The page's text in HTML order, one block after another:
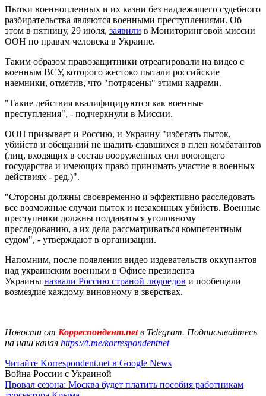
Пытки военнопленных и их казни без надлежащего судебного
разбирательства являются военными преступлениями. Об
этом в пятницу, 29 июля, заявили в Мониторинговой миссии
ООН по правам человека в Украине.
Таким образом правозащитники отреагировали на видео с
военным ВСУ, которого жестоко пытали российские
наемники, отметив, что "потрясены" этими кадрами.
"Такие действия квалифицируются как военные
преступления", - подчеркнули в Миссии.
ООН призывает и Россию, и Украину "избегать пыток,
убийств и обещаний не щадить сдавшихся в плен комбатантов
(лиц, входящих в состав вооруженных сил воюющего
государства и имеющих право принимать участие в военных
действиях - ред.)".
"Стороны должны своевременно и эффективно расследовать
все возможные случаи пыток и незаконных убийств. Военные
преступники должны поддаваться уголовному
преследованию, а их дела рассматриваться компетентным
судом", - утверждают в организации.
Напомним, после появления видео издевательств оккупантов
над украинским военным в Офисе президента
Украины назвали Россию страной людоедов и пообещали
возмездие каждому виновному в зверствах.
Новости от Корреспондент.netв Telegram. Подписывайтесь
на наш канал https://t.me/korrespondentnet
Читайте Korrespondent.net в Google News
Война России с Украиной
Провал сезона: Москва будет платить пособия работникам